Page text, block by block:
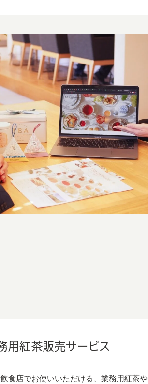
用紅茶販売サービス
食店でお使いいただける、業務用紅茶や